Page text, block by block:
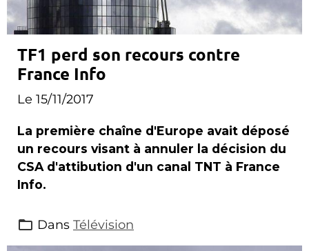
TF1 perd son recours contre
France Info
Le 15/11/2017
La première chaîne d'Europe avait déposé
un recours visant à annuler la décision du
CSA d'attibution d'un canal TNT à France
Info.
Dans Télévision